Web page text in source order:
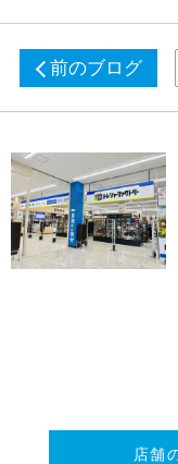
前のブログ
店舗